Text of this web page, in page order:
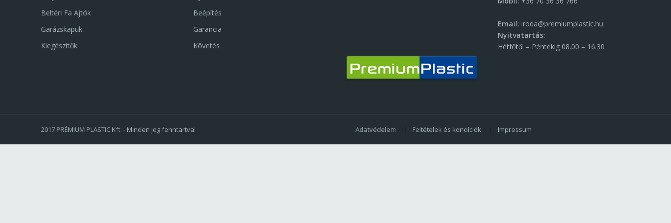
Beltéri Fa Ajtók
Garázskapuk
Kiegészítők
Beépítés
Garancia
Követés
Email: iroda@premiumplastic.hu
Nyitvatartás:
Hétfőtől – Péntekig 08.00 – 16.30
2017 PRÉMIUM PLASTIC Kft. - Minden jog fenntartva! SUBFOOTER MENU
Adatvédelem Feltételek és kondíciók Impressum